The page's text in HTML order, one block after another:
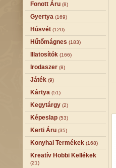
Fonott Áru (8)
Gyertya (169)
Húsvét (120)
Hűtőmágnes (183)
Illatosítók (166)
Irodaszer (8)
Játék (9)
Kártya (51)
Kegytárgy (2)
Képeslap (53)
Kerti Áru (35)
Konyhai Termékek (168)
Kreatív Hobbi Kellékek
(21)